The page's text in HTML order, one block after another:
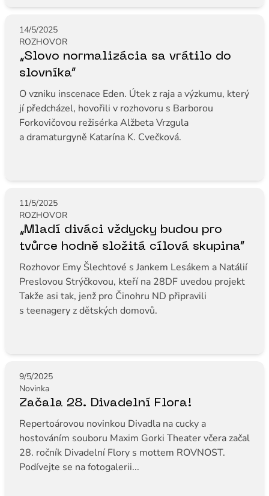
14/5/2025
ROZHOVOR
„Slovo normalizácia sa vrátilo do
slovníka“
O vzniku inscenace Eden. Útek z raja a výzkumu, který
jí předcházel, hovořili v rozhovoru s Barborou
Forkovičovou režisérka Alžbeta Vrzgula
a dramaturgyně Katarína K. Cvečková.
11/5/2025
ROZHOVOR
„Mladí diváci vždycky budou pro
tvůrce hodně složitá cílová skupina“
Rozhovor Emy Šlechtové s Jankem Lesákem a Natálií
Preslovou Strýčkovou, kteří na 28DF uvedou projekt
Takže asi tak, jenž pro Činohru ND připravili
s teenagery z dětských domovů.
9/5/2025
Novinka
Začala 28. Divadelní Flora!
Repertoárovou novinkou Divadla na cucky a
hostováním souboru Maxim Gorki Theater včera začal
28. ročník Divadelní Flory s mottem ROVNOST.
Podívejte se na fotogalerii...